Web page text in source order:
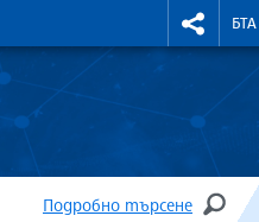
КУРСОВЕ
БТА
Подробно търсене